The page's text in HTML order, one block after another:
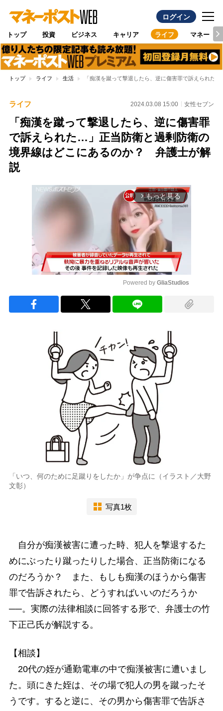
ログイン
トップ 投資 ビジネス キャリア ライフ マネー
トップ ライフ 生活 「痴漢を蹴って撃退したら、逆に傷害罪で訴えられ
ライフ 2024.03.08 15:00 女性セブン
「痴漢を蹴って撃退したら、逆に傷害罪
で訴えられた…」正当防衛と過剰防衛の
境界線はどこにあるのか？ 弁護士が解
説
arrow_forward_ios もっと見る
Powered by GliaStudios
「いつ、何のために足蹴りをしたか」が争点に（イラスト／大野
文彰）
写真1枚
自分が痴漢被害に遭った時、犯人を撃退するた
めにぶったり蹴ったりした場合、正当防衛になる
のだろうか？ また、もしも痴漢のほうから傷害
罪で告訴されたら、どうすればいいのだろうか
──。実際の法律相談に回答する形で、弁護士の竹
下正己氏が解説する。
【相談】
20代の姪が通勤電車の中で痴漢被害に遭いまし
た。頭にきた姪は、その場で犯人の男を蹴ったそ
うです。すると逆に、その男から傷害罪で告訴さ